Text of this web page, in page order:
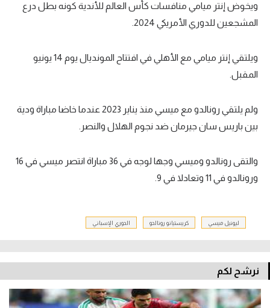
ويخوض إنتر ميامي منافسات كأس العالم للأندية كونه بطل درع
المشجعين للدوري الأمريكي 2024.
ويلتقي إنتر ميامي مع الأهلي في افتتاح المونديال يوم 14 يونيو
المقبل.
ولم يلتقي رونالدو مع ميسي منذ يناير 2023 عندما خاضا مباراة ودية
بين باريس سان جيرمان ضد نجوم الهلال والنصر.
والتقى رونالدو وميسي وجها لوجه في 36 مباراة انتصر ميسي في 16
ورونالدو في 11 وتعادلا في 9.
ليونيل ميسي كريستيانو رونالدو الدوري الإسباني
نرشح لكم